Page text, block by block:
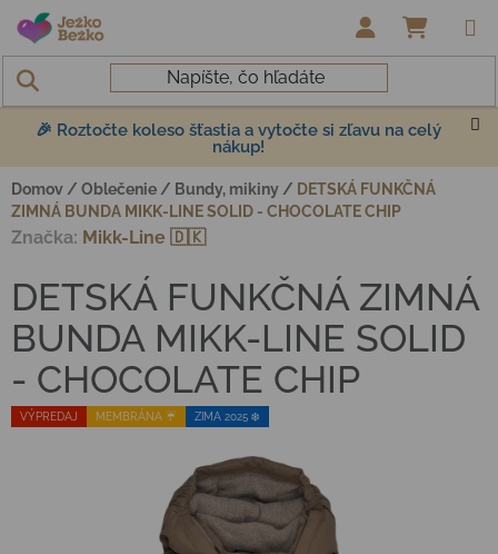
Prejsť na obsah
🎉 Roztočte koleso šťastia a vytočte si zľavu na celý
nákup!
Domov / Oblečenie / Bundy, mikiny / DETSKÁ FUNKČNÁ
ZIMNÁ BUNDA MIKK-LINE SOLID - CHOCOLATE CHIP
VÝPREDAJ MEMBRÁNA ☔️ ZIMA 2025 ❄️
DETSKÁ FUNKČNÁ ZIMNÁ
BUNDA MIKK-LINE SOLID
- CHOCOLATE CHIP
Značka: Mikk-Line 🇩🇰